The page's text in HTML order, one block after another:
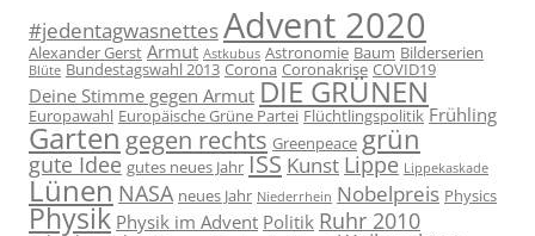
#jedentagwasnettesAdvent 2020
Alexander Gerst Armut Astkubus Astronomie Baum Bilderserien
Blüte Bundestagswahl 2013 Corona Coronakrise COVID19
Deine Stimme gegen Armut DIE GRÜNEN
Europawahl Europäische Grüne Partei Flüchtlingspolitik Frühling
Garten gegen rechts Greenpeace grün
gute Idee gutes neues Jahr ISS Kunst Lippe Lippekaskade
Lünen NASA neues Jahr Niederrhein Nobelpreis Physics
Physik Physik im Advent Politik Ruhr 2010